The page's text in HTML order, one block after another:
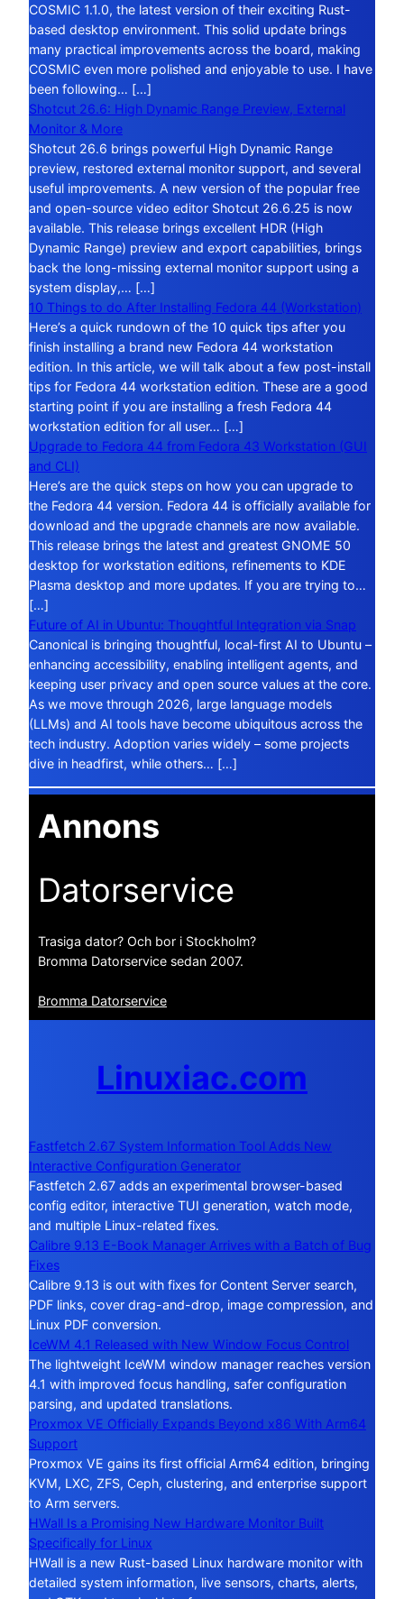
COSMIC 1.1.0, the latest version of their exciting Rust-
based desktop environment. This solid update brings
many practical improvements across the board, making
COSMIC even more polished and enjoyable to use. I have
been following… […]
Shotcut 26.6: High Dynamic Range Preview, External
Monitor & More
Shotcut 26.6 brings powerful High Dynamic Range
preview, restored external monitor support, and several
useful improvements. A new version of the popular free
and open-source video editor Shotcut 26.6.25 is now
available. This release brings excellent HDR (High
Dynamic Range) preview and export capabilities, brings
back the long-missing external monitor support using a
system display,… […]
10 Things to do After Installing Fedora 44 (Workstation)
Here’s a quick rundown of the 10 quick tips after you
finish installing a brand new Fedora 44 workstation
edition. In this article, we will talk about a few post-install
tips for Fedora 44 workstation edition. These are a good
starting point if you are installing a fresh Fedora 44
workstation edition for all user… […]
Upgrade to Fedora 44 from Fedora 43 Workstation (GUI
and CLI)
Here’s are the quick steps on how you can upgrade to
the Fedora 44 version. Fedora 44 is officially available for
download and the upgrade channels are now available.
This release brings the latest and greatest GNOME 50
desktop for workstation editions, refinements to KDE
Plasma desktop and more updates. If you are trying to…
[…]
Future of AI in Ubuntu: Thoughtful Integration via Snap
Canonical is bringing thoughtful, local-first AI to Ubuntu –
enhancing accessibility, enabling intelligent agents, and
keeping user privacy and open source values at the core.
As we move through 2026, large language models
(LLMs) and AI tools have become ubiquitous across the
tech industry. Adoption varies widely – some projects
dive in headfirst, while others… […]
Annons
Datorservice
Trasiga dator? Och bor i Stockholm?
Bromma Datorservice sedan 2007.
Bromma Datorservice
Linuxiac.com
Fastfetch 2.67 System Information Tool Adds New
Interactive Configuration Generator
Fastfetch 2.67 adds an experimental browser-based
config editor, interactive TUI generation, watch mode,
and multiple Linux-related fixes.
Calibre 9.13 E-Book Manager Arrives with a Batch of Bug
Fixes
Calibre 9.13 is out with fixes for Content Server search,
PDF links, cover drag-and-drop, image compression, and
Linux PDF conversion.
IceWM 4.1 Released with New Window Focus Control
The lightweight IceWM window manager reaches version
4.1 with improved focus handling, safer configuration
parsing, and updated translations.
Proxmox VE Officially Expands Beyond x86 With Arm64
Support
Proxmox VE gains its first official Arm64 edition, bringing
KVM, LXC, ZFS, Ceph, clustering, and enterprise support
to Arm servers.
HWall Is a Promising New Hardware Monitor Built
Specifically for Linux
HWall is a new Rust-based Linux hardware monitor with
detailed system information, live sensors, charts, alerts,